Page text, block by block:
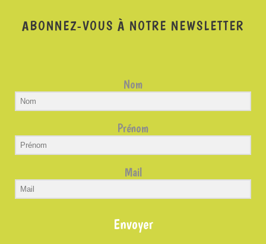
ABONNEZ-VOUS À NOTRE NEWSLETTER
Nom
Prénom
Mail
Envoyer